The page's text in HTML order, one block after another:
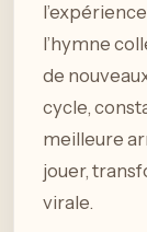
l’expérience
l’hymne
de
cycle,
meilleure
jouer,
virale.